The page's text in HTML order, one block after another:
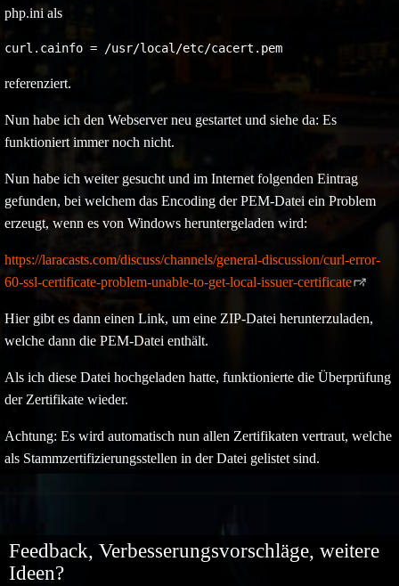
php.ini als
curl.cainfo = /usr/local/etc/cacert.pem
referenziert.
Nun habe ich den Webserver neu gestartet und siehe da: Es
funktioniert immer noch nicht.
Nun habe ich weiter gesucht und im Internet folgenden Eintrag
gefunden, bei welchem das Encoding der PEM-Datei ein Problem
erzeugt, wenn es von Windows heruntergeladen wird:
https://laracasts.com/discuss/channels/general-discussion/curl-error-
60-ssl-certificate-problem-unable-to-get-local-issuer-certificate
Hier gibt es dann einen Link, um eine ZIP-Datei herunterzuladen,
welche dann die PEM-Datei enthält.
Als ich diese Datei hochgeladen hatte, funktionierte die Überprüfung
der Zertifikate wieder.
Achtung: Es wird automatisch nun allen Zertifikaten vertraut, welche
als Stammzertifizierungsstellen in der Datei gelistet sind.
Feedback, Verbesserungsvorschläge, weitere
Ideen?